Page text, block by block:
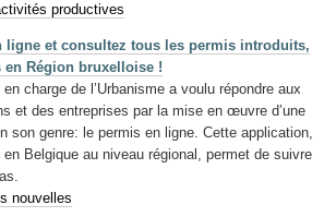
productives
ligne et consultez tous les permis introduits,
Région bruxelloise !
en charge de l’Urbanisme a voulu répondre aux
et des entreprises par la mise en œuvre d’une
son genre: le permis en ligne. Cette application,
Belgique au niveau régional, permet de suivre
nouvelles